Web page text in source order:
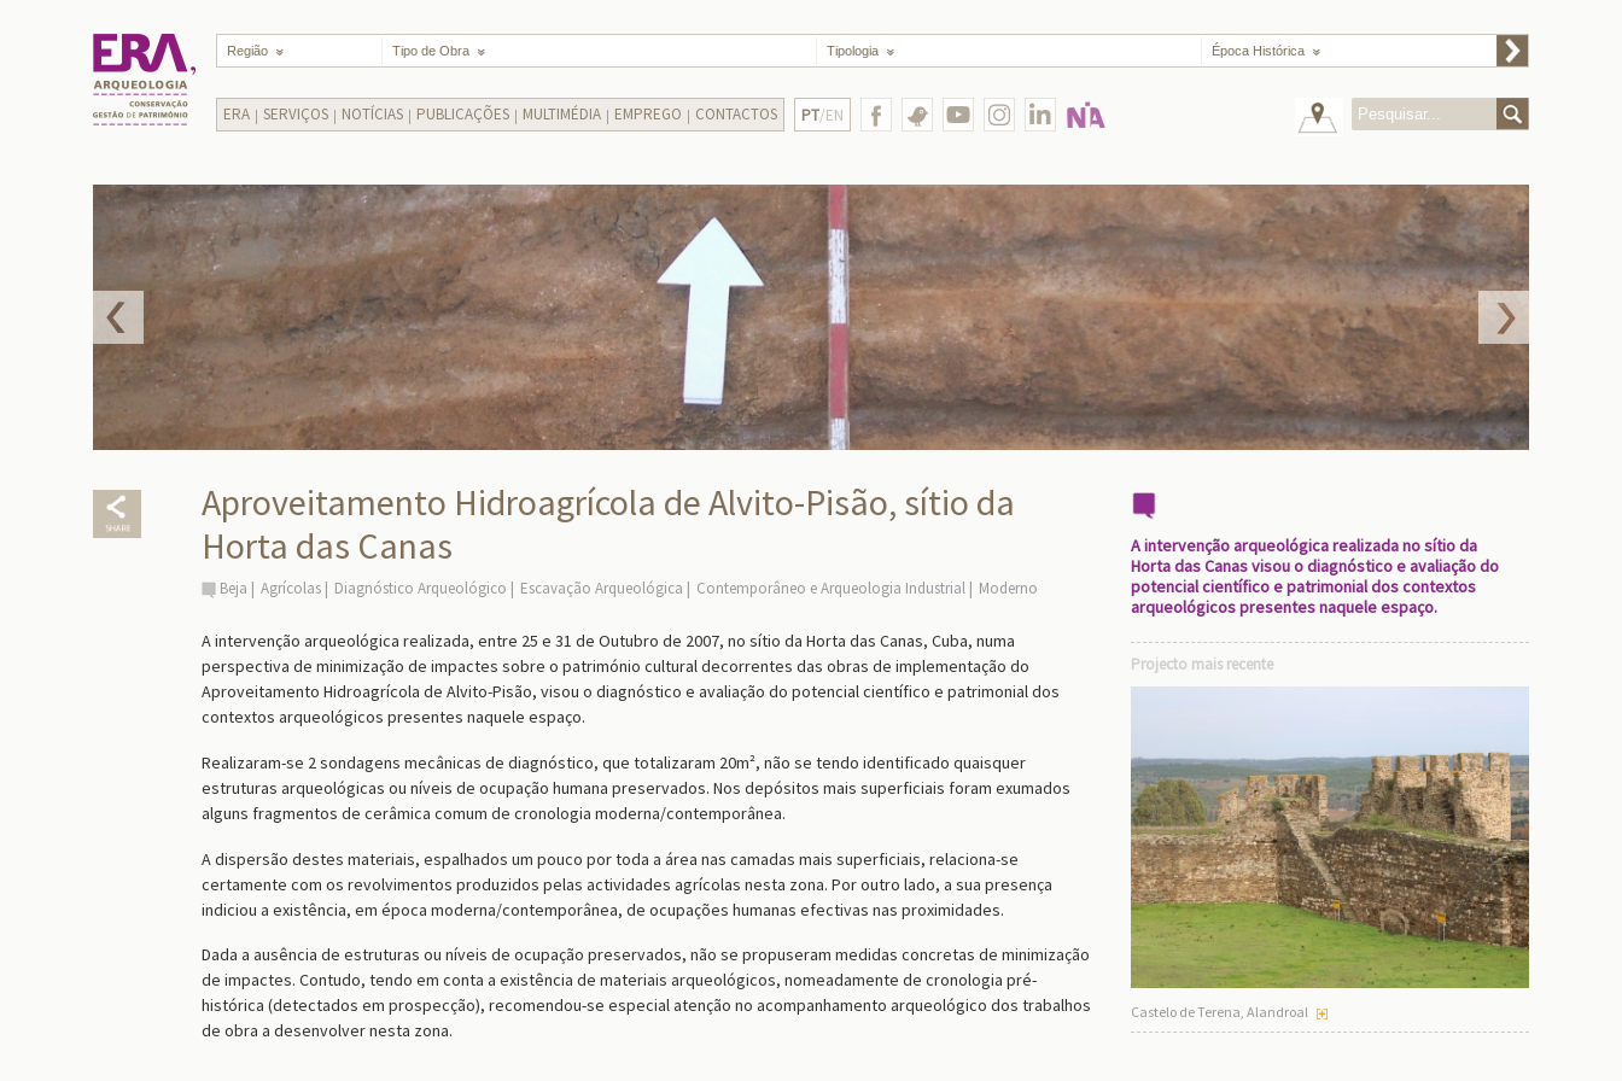
Região Tipo de Obra Tipologia Época Histórica
ERA SERVIÇOS NOTÍCIAS PUBLICAÇÕES MULTIMÉDIA EMPREGO CONTACTOS PT/EN
Aproveitamento Hidroagrícola de Alvito-Pisão, sítio da
Horta das Canas
Beja Agrícolas Diagnóstico Arqueológico Escavação Arqueológica Contemporâneo e Arqueologia Industrial Moderno
Aintervenção arqueológica realizada, entre 25 e 31 de Outubro de 2007, no sítio da Horta das Canas, Cuba, numa
perspectiva de minimização de impactes sobre o património cultural decorrentes das obras de implementação do
Aproveitamento Hidroagrícola de Alvito-Pisão, visou o diagnóstico e avaliação do potencial científico e patrimonial dos
contextos arqueológicos presentes naquele espaço.
Realizaram-se 2 sondagens mecânicas de diagnóstico, que totalizaram 20m², não se tendo identificado quaisquer
estruturas arqueológicas ou níveis de ocupação humana preservados. Nos depósitos mais superficiais foram exumados
alguns fragmentos de cerâmica comum de cronologia moderna/contemporânea.
A dispersão destes materiais, espalhados um pouco por toda a área nas camadas mais superficiais, relaciona-se
certamente com os revolvimentos produzidos pelas actividades agrícolas nesta zona. Por outro lado, a sua presença
indiciou a existência, em época moderna/contemporânea, de ocupações humanas efectivas nas proximidades.
Dada a ausência de estruturas ou níveis de ocupação preservados, não se propuseram medidas concretas de minimização
de impactes. Contudo, tendo em conta a existência de materiais arqueológicos, nomeadamente de cronologia pré-
histórica (detectados em prospecção), recomendou-se especial atenção no acompanhamento arqueológico dos trabalhos
de obra a desenvolver nesta zona.
A intervenção arqueológica realizada no sítio da
Horta das Canas visou o diagnóstico e avaliação do
potencial científico e patrimonial dos contextos
arqueológicos presentes naquele espaço.
Projecto mais recente
Castelo de Terena, Alandroal